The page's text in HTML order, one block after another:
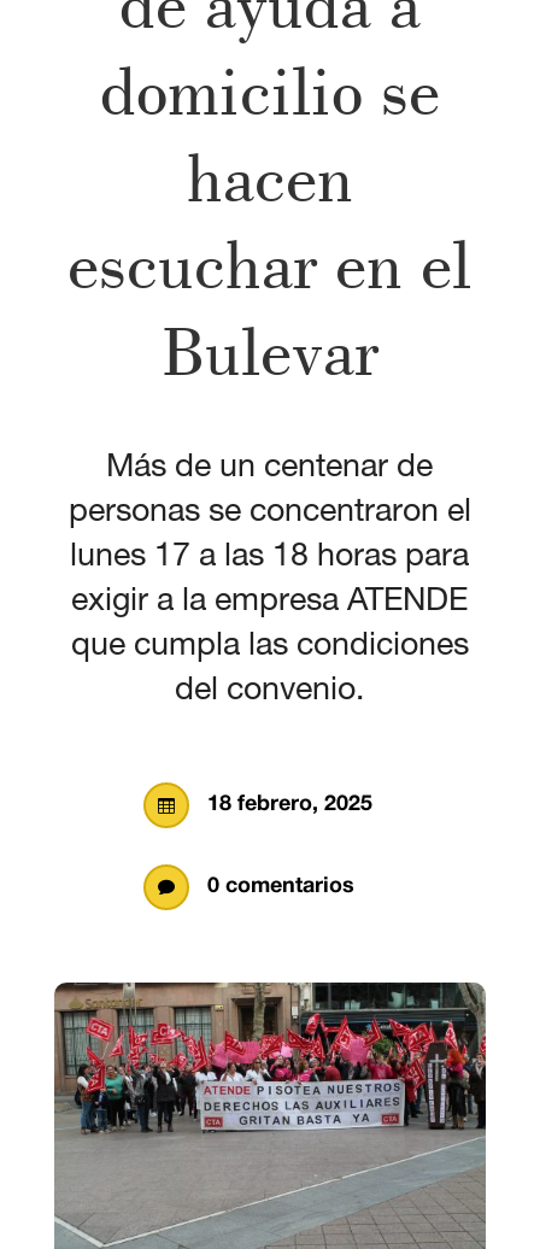
domicilio se
hacen
escuchar en el
Bulevar
Más de un centenar de
personas se concentraron el
lunes 17 a las 18 horas para
exigir a la empresa ATENDE
que cumpla las condiciones
del convenio.
 18 febrero, 2025
 0 comentarios